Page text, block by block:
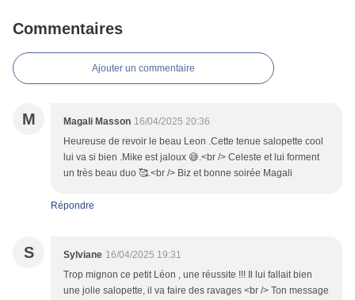
Commentaires
Ajouter un commentaire
M Magali Masson 16/04/2025 20:36
Heureuse de revoir le beau Leon .Cette tenue salopette cool
lui va si bien .Mike est jaloux 😅.<br /> Celeste et lui forment
un très beau duo 🥰.<br /> Biz et bonne soirée Magali
Répondre
S Sylviane 16/04/2025 19:31
Trop mignon ce petit Léon , une réussite !!! Il lui fallait bien
une jolie salopette, il va faire des ravages <br /> Ton message